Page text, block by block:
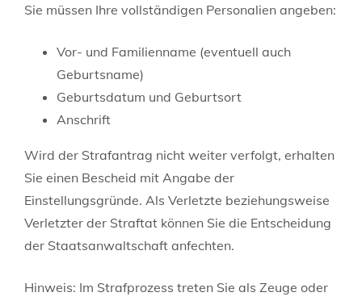
Sie müssen Ihre vollständigen Personalien angeben:
Vor- und Familienname (eventuell auch
Geburtsname)
Geburtsdatum und Geburtsort
Anschrift
Wird der Strafantrag nicht weiter verfolgt, erhalten
Sie einen Bescheid mit Angabe der
Einstellungsgründe. Als Verletzte beziehungsweise
Verletzter der Straftat können Sie die Entscheidung
der Staatsanwaltschaft anfechten.
Hinweis: Im Strafprozess treten Sie als Zeuge oder